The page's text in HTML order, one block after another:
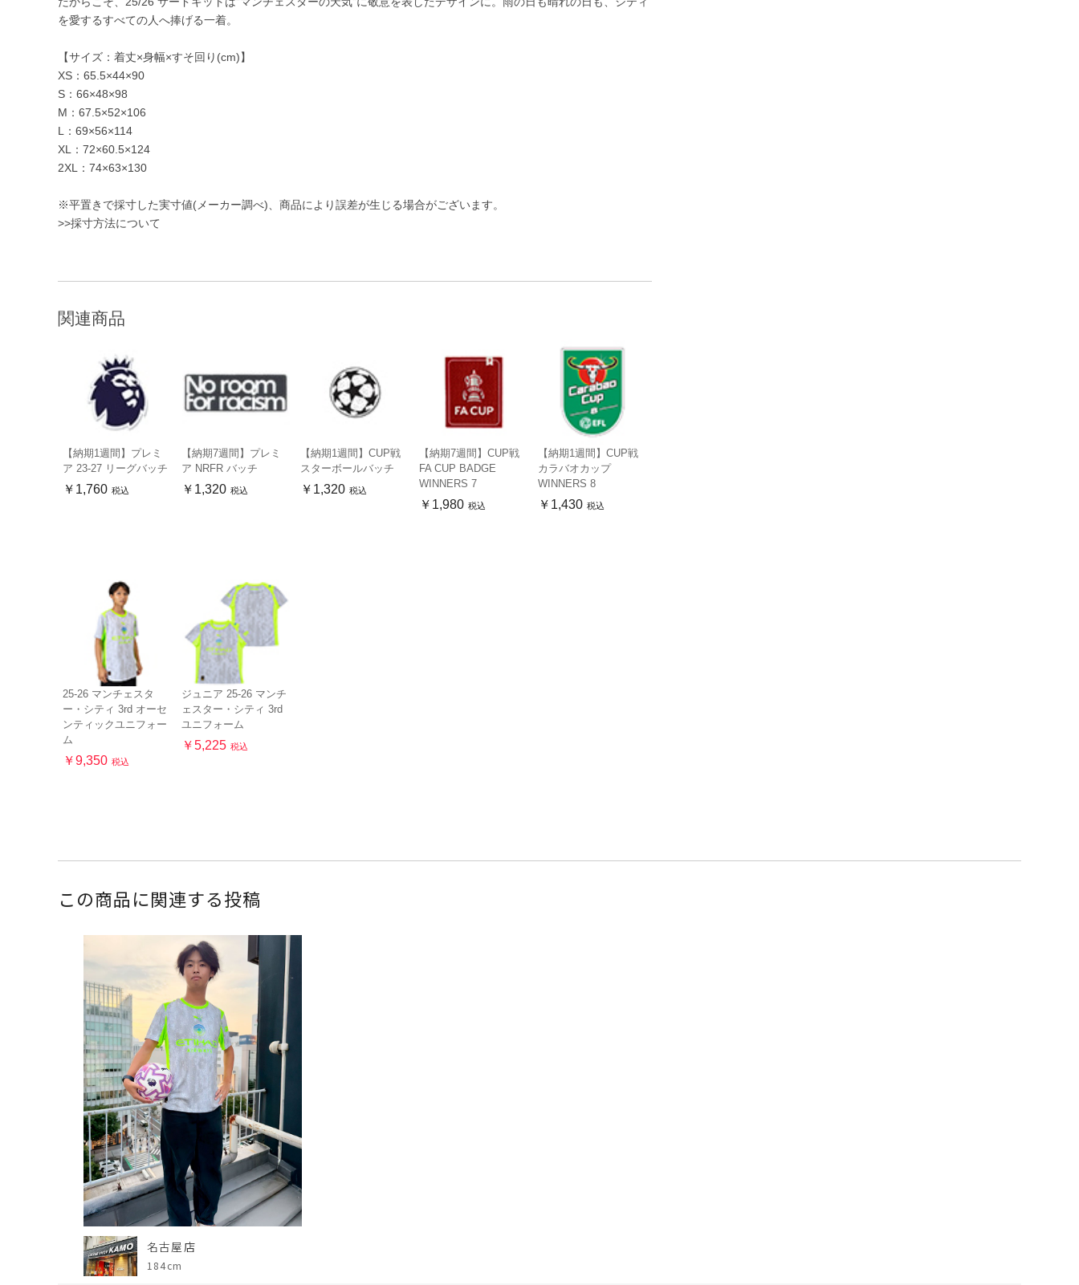
を愛するすべての人へ捧げる一着。
【サイズ：着丈×身幅×すそ回り(cm)】
XS：65.5×44×90
S：66×48×98
M：67.5×52×106
L：69×56×114
XL：72×60.5×124
2XL：74×63×130
※平置きで採寸した実寸値(メーカー調べ)、商品により誤差が生じる場合がございます。
>>採寸方法について
関連商品
【納期1週間】プレミ
ア 23-27 リーグバッチ
￥1,760 税込
【納期7週間】プレミ
ア NRFR バッチ
￥1,320 税込
【納期1週間】CUP戦
スターボールバッチ
￥1,320 税込
【納期7週間】CUP戦
FA CUP BADGE
WINNERS 7
￥1,980 税込
【納期1週間】CUP戦
カラバオカップ
WINNERS 8
￥1,430 税込
25-26 マンチェスタ
ー・シティ 3rd オーセ
ンティックユニフォー
ム
￥9,350 税込
ジュニア 25-26 マンチ
ェスター・シティ 3rd
ユニフォーム
￥5,225 税込
この商品に関連する投稿
名古屋店
184cm